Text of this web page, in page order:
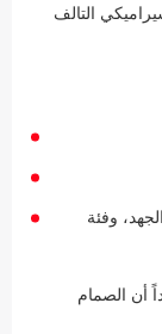
التالف
وفئة
أن الصمام